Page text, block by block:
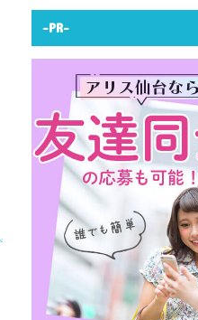
-PR-